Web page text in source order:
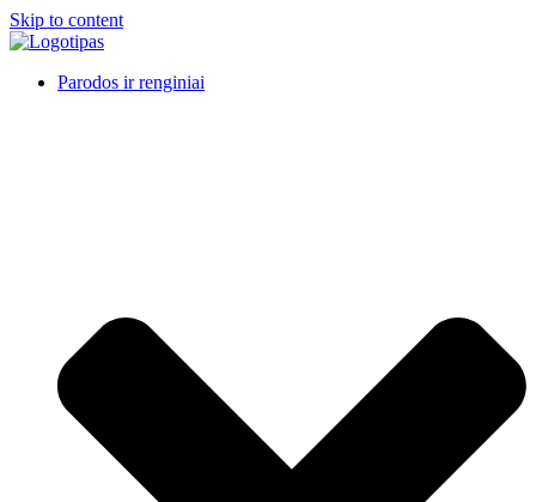
Skip to content
Parodos ir renginiai